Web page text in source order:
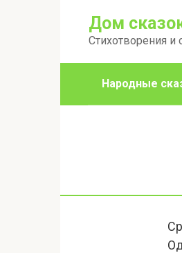
Дом
Стихотворения и
Народные